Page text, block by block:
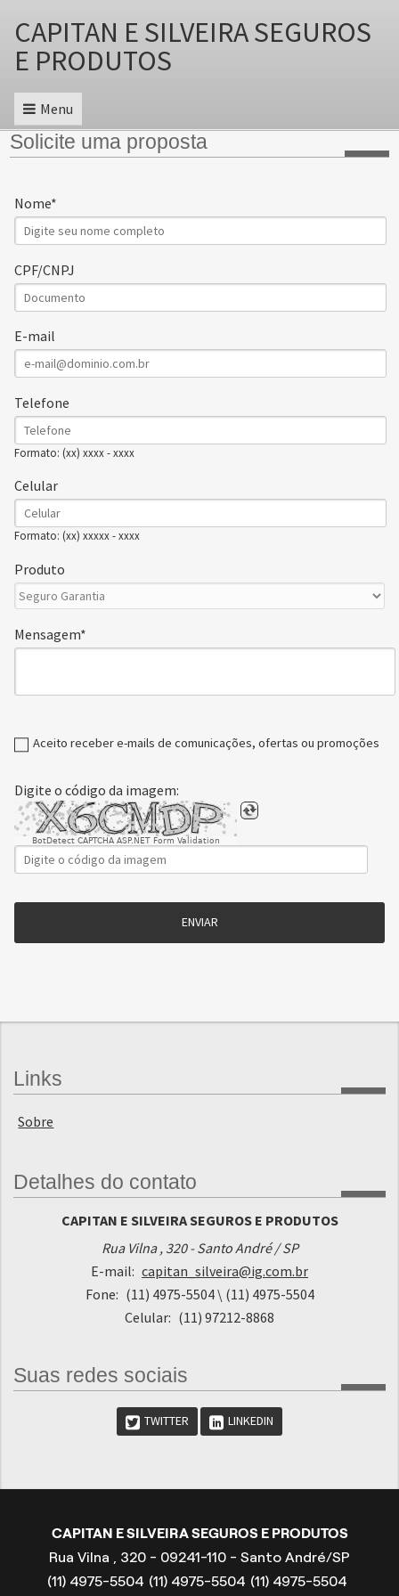
CAPITAN E SILVEIRA SEGUROS
E PRODUTOS
Menu
Solicite uma proposta
Nome
CPF/CNPJ
E-mail
Telefone
Formato: (xx) xxxx - xxxx
Celular
Formato: (xx) xxxxx - xxxx
Produto
Mensagem
Aceito receber e-mails de comunicações, ofertas ou promoções
Digite o código da imagem:
BotDetect CAPTCHA ASP.NET Form Validation
ENVIAR
Links
Sobre
Detalhes do contato
CAPITAN E SILVEIRA SEGUROS E PRODUTOS
Rua Vilna , 320 - Santo André / SP
E-mail: capitan_silveira@ig.com.br
Fone: (11) 4975-5504\ (11) 4975-5504
Celular: (11) 97212-8868
Suas redes sociais
TWITTER LINKEDIN
CAPITAN E SILVEIRA SEGUROS E PRODUTOS
Rua Vilna , 320 - 09241-110 - Santo André/SP
(11) 4975-5504 (11) 4975-5504 (11) 4975-5504